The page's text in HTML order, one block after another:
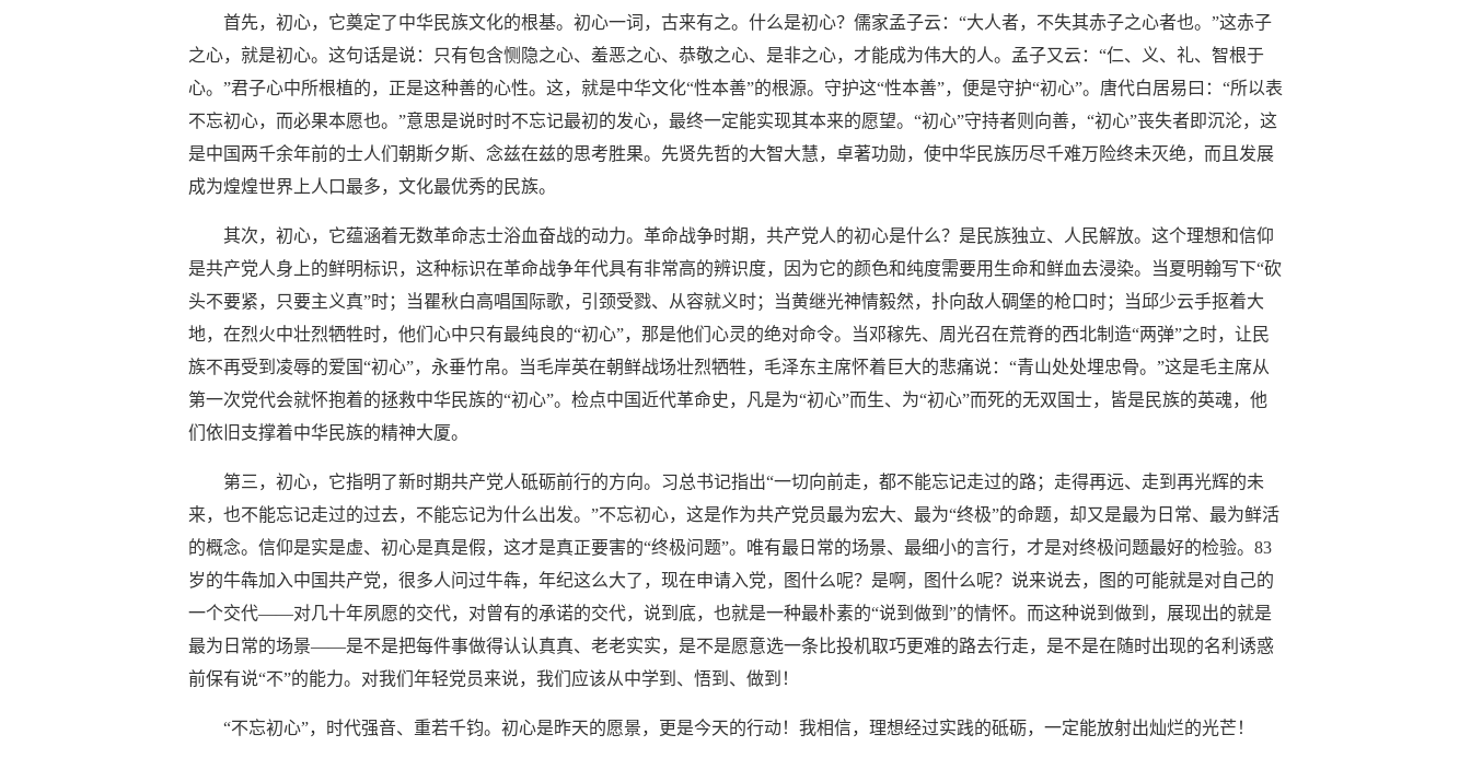
首先，初心，它奠定了中华民族文化的根基。初心一词，古来有之。什么是初心？儒家孟子云： “大人者，不失其赤子之心者也。”这赤子
之心，就是初心。这句话是说：只有包含恻隐之心、羞恶之心、恭敬之心、是非之心，才能成为伟大的人。孟子又云：“仁、义、礼、智根于
心。”君子心中所根植的，正是这种善的心性。这，就是中华文化“性本善”的根源。守护这“性本善”，便是守护“初心”。唐代白居易曰：“所以表
不忘初心，而必果本愿也。”意思是说时时不忘记最初的发心，最终一定能实现其本来的愿望。“初心”守持者则向善，“初心”丧失者即沉沦，这
是中国两千余年前的士人们朝斯夕斯、念兹在兹的思考胜果。先贤先哲的大智大慧，卓著功勋，使中华民族历尽千难万险终未灭绝，而且发展
成为煌煌世界上人口最多，文化最优秀的民族。
其次，初心，它蕴涵着无数革命志士浴血奋战的动力。革命战争时期，共产党人的初心是什么？是民族独立、人民解放。这个理想和信仰
是共产党人身上的鲜明标识，这种标识在革命战争年代具有非常高的辨识度，因为它的颜色和纯度需要用生命和鲜血去浸染。当夏明翰写下“砍
头不要紧，只要主义真”时；当瞿秋白高唱国际歌，引颈受戮、从容就义时；当黄继光神情毅然，扑向敌人碉堡的枪口时；当邱少云手抠着大
地，在烈火中壮烈牺牲时，他们心中只有最纯良的“初心”，那是他们心灵的绝对命令。当邓稼先、周光召在荒脊的西北制造“两弹”之时，让民
族不再受到凌辱的爱国“初心”，永垂竹帛。当毛岸英在朝鲜战场壮烈牺牲，毛泽东主席怀着巨大的悲痛说：“青山处处埋忠骨。”这是毛主席从
第一次党代会就怀抱着的拯救中华民族的“初心”。检点中国近代革命史，凡是为“初心”而生、为“初心”而死的无双国士，皆是民族的英魂，他
们依旧支撑着中华民族的精神大厦。
第三，初心，它指明了新时期共产党人砥砺前行的方向。习总书记指出“一切向前走，都不能忘记走过的路；走得再远、走到再光辉的未
来，也不能忘记走过的过去，不能忘记为什么出发。”不忘初心，这是作为共产党员最为宏大、最为“终极”的命题，却又是最为日常、最为鲜活
的概念。信仰是实是虚、初心是真是假，这才是真正要害的“终极问题”。唯有最日常的场景、最细小的言行，才是对终极问题最好的检验。83
岁的牛犇加入中国共产党，很多人问过牛犇，年纪这么大了，现在申请入党，图什么呢？是啊，图什么呢？说来说去，图的可能就是对自己的
一个交代——对几十年夙愿的交代，对曾有的承诺的交代，说到底，也就是一种最朴素的“说到做到”的情怀。而这种说到做到，展现出的就是
最为日常的场景——是不是把每件事做得认认真真、老老实实，是不是愿意选一条比投机取巧更难的路去行走，是不是在随时出现的名利诱惑
前保有说“不”的能力。对我们年轻党员来说，我们应该从中学到、悟到、做到！
“不忘初心”，时代强音、重若千钧。初心是昨天的愿景，更是今天的行动！我相信，理想经过实践的砥砺，一定能放射出灿烂的光芒！